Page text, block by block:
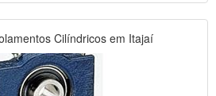
Cilíndricos em Itajaí